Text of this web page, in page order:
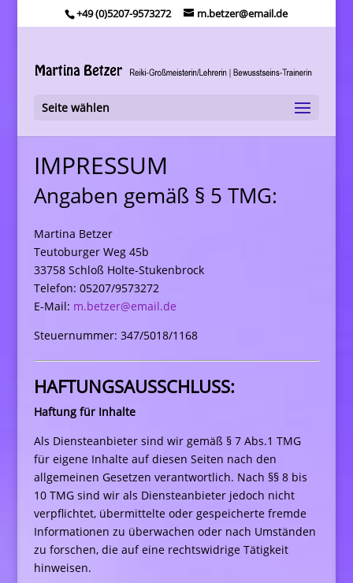
+49 (0)5207-9573272 m.betzer@email.de
Seite wählen
IMPRESSUM
Angaben gemäß § 5 TMG:
Martina Betzer
Teutoburger Weg 45b
33758 Schloß Holte-Stukenbrock
Telefon: 05207/9573272
E-Mail: m.betzer@email.de
Steuernummer: 347/5018/1168
HAFTUNGSAUSSCHLUSS:
Haftung für Inhalte
Als Diensteanbieter sind wir gemäß § 7 Abs.1 TMG
für eigene Inhalte auf diesen Seiten nach den
allgemeinen Gesetzen verantwortlich. Nach §§ 8 bis
10 TMG sind wir als Diensteanbieter jedoch nicht
verpflichtet, übermittelte oder gespeicherte fremde
Informationen zu überwachen oder nach Umständen
zu forschen, die auf eine rechtswidrige Tätigkeit
hinweisen.